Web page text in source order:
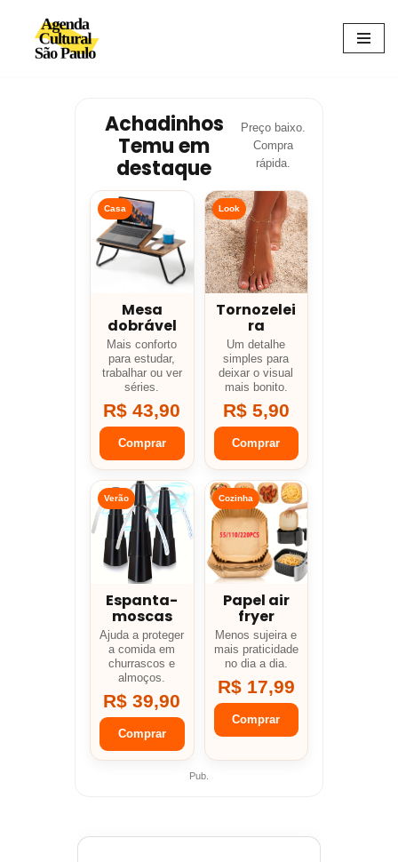
Avançar
Achadinhos
Temu em
destaque
Preço baixo.
Compra
rápida.
Casa
Mesa
dobrável
Mais conforto
para estudar,
trabalhar ou ver
séries.
R$ 43,90
Comprar
Look
Tornozelei
ra
Um detalhe
simples para
deixar o visual
mais bonito.
R$ 5,90
Comprar
Verão
Espanta-
moscas
Ajuda a proteger
a comida em
churrascos e
almoços.
R$ 39,90
Comprar
Cozinha
Papel air
fryer
Menos sujeira e
mais praticidade
no dia a dia.
R$ 17,99
Comprar
Pub.